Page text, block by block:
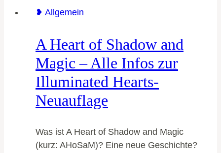
Titan:
epische
Dark
Fantasy
auf
große
Gefühle
❥ Allgemein
A Heart of Shadow and
Magic – Alle Infos zur
Illuminated Hearts-
Neuauflage
Was ist A Heart of Shadow and Magic
(kurz: AHoSaM)? Eine neue Geschichte?